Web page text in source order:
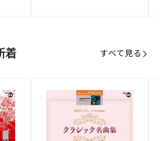
着 すべて見る